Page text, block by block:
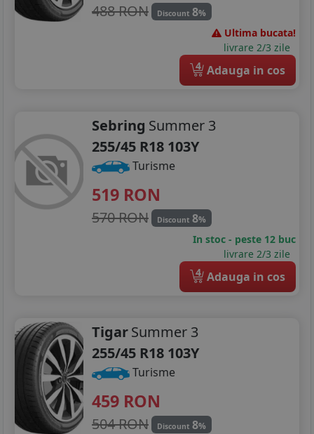
488 RON Discount 8%
Ultima bucata!
livrare 2/3 zile
4 Adauga in cos
Sebring Summer 3
255/45 R18 103Y
Turisme
519 RON
570 RON Discount 8%
In stoc - peste 12 buc
livrare 2/3 zile
4 Adauga in cos
TigarSummer 3
255/45 R18 103Y
Turisme
459 RON
504 RON Discount 8%